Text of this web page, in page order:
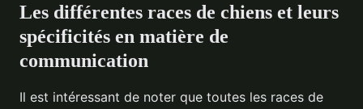
Les différentes races de chiens et leurs
spécificités en matière de
communication
Il est intéressant de noter que toutes les races de